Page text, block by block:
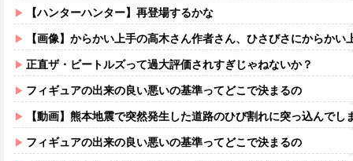
【ハンターハンター】再登場するかな
【画像】からかい上手の高木さん作者さん、ひさびさにからかい上手の高木
正直ザ・ビートルズって過大評価されすぎじゃねないか？
フィギュアの出来の良い悪いの基準ってどこで決まるの
【動画】熊本地震で突然発生した道路のひび割れに突っ込んでし
フィギュアの出来の良い悪いの基準ってどこで決まるの